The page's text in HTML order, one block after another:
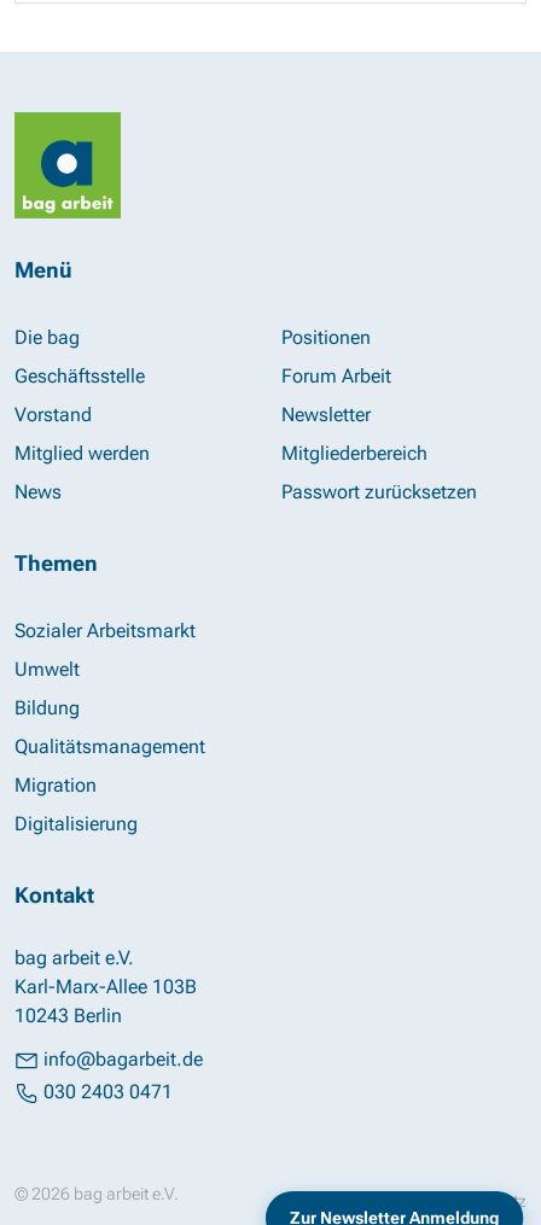
Menü
Die bag
Geschäftsstelle
Vorstand
Mitglied werden
News
Positionen
Forum Arbeit
Newsletter
Mitgliederbereich
Passwort zurücksetzen
Themen
Sozialer Arbeitsmarkt
Umwelt
Bildung
Qualitätsmanagement
Migration
Digitalisierung
Kontakt
bag arbeit e.V.
Karl-Marx-Allee 103B
10243 Berlin
info@bagarbeit.de
030 2403 0471
© 2026 bag arbeit e.V. Datenschutz
Zur Newsletter Anmeldung